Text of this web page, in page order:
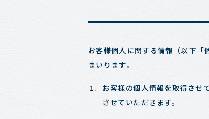
お客様個人に関する情報（以下「
まいります。
お客様の個人情報を取得させ
させていただきます。